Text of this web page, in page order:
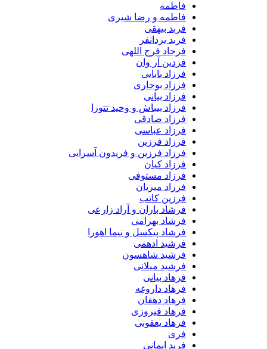
فاطمه و رضا شیری
فربد بیهقی
فربد یزدانفر
فرجاد فرج اللهی
فردین آر وان
فرزاد بابایی
فرزاد بوجاری
فرزاد بیانی
فرزاد بیباش و وحید تتورا
فرزاد صادقی
فرزاد عباسی
فرزاد فرزین
فرزاد فرزین و فریدون آسرایی
فرزاد کیان
فرزاد مستوفی
فرزاد میریان
فرزین کاتب
فرشاد باران و آراد زارعی
فرشاد بهرامی
فرشاد پیکسل و نیما اهورا
فرشید ادهمی
فرشید شاهسون
فرشید میلانی
فرهاد بیانی
فرهاد داروغه
فرهاد دهقان
فرهاد فیروزی
فرهاد یعقوبی
فرید ایمانی